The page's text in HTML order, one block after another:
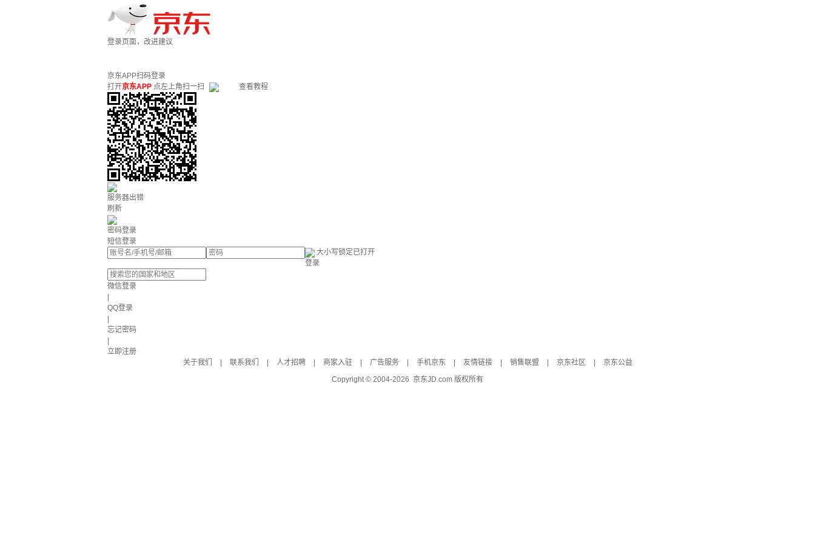
登录页面，改进建议
京东APP扫码登录
打开京东APP 点左上角扫一扫 查看教程
服务器出错
刷新
密码登录
短信登录
大小写锁定已打开
登录
微信登录
QQ登录
忘记密码
立即注册
关于我们
联系我们 人才招聘 商家入驻 广告服务 手机京东 友情链接 销售联盟 京东社区
京东公益
Copyright © 2004-2026 京东JD.com 版权所有